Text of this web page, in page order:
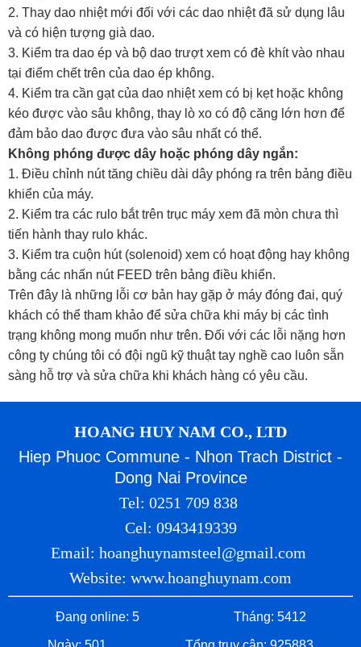
2. Thay dao nhiệt mới đối với các dao nhiệt đã sử dụng lâu
và có hiện tượng già dao.
3. Kiểm tra dao ép và bộ dao trượt xem có đè khít vào nhau
tại điểm chết trên của dao ép không.
4. Kiểm tra cần gạt của dao nhiệt xem có bị kẹt hoặc không
kéo được vào sâu không, thay lò xo có độ căng lớn hơn để
đảm bảo dao được đưa vào sâu nhất có thể.
Không phóng được dây hoặc phóng dây ngắn:
1. Điều chỉnh nút tăng chiều dài dây phóng ra trên bảng điều
khiển của máy.
2. Kiểm tra các rulo bắt trên trục máy xem đã mòn chưa thì
tiến hành thay rulo khác.
3. Kiểm tra cuộn hút (solenoid) xem có hoạt động hay không
bằng các nhấn nút FEED trên bảng điều khiển.
Trên đây là những lỗi cơ bản hay gặp ở máy đóng đai, quý
khách có thể tham khảo để sửa chữa khi máy bị các tình
trạng không mong muốn như trên. Đối với các lỗi nặng hơn
công ty chúng tôi có đội ngũ kỹ thuật tay nghề cao luôn sẵn
sàng hỗ trợ và sửa chữa khi khách hàng có yêu cầu.
HOANG HUY NAM CO., LTD
Hiep Phuoc Commune - Nhon Trach District -
Dong Nai Province
Tel: 0251 709 838
Cel: 0943419339
Email: hoanghuynamsteel@gmail.com
Website: www.hoanghuynam.com
Đang online: 5 Tháng: 5412